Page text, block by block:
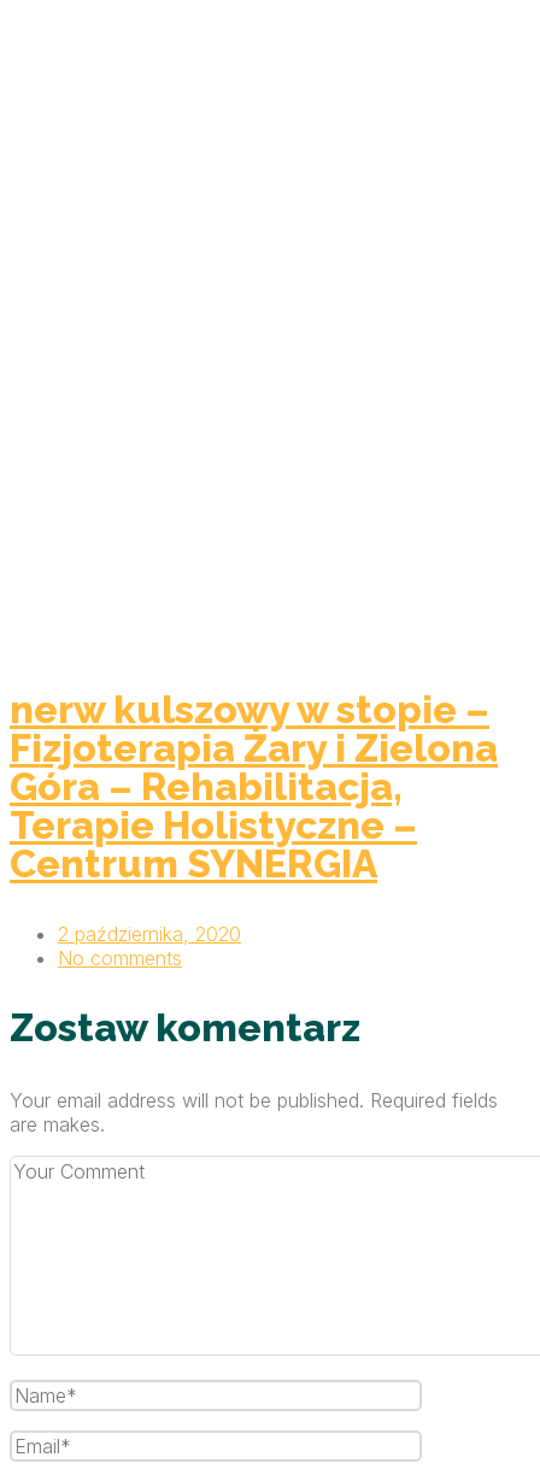
nerw kulszowy w stopie –
Fizjoterapia Żary i Zielona
Góra – Rehabilitacja,
Terapie Holistyczne –
Centrum SYNERGIA
2 października, 2020
No comments
Zostaw komentarz
Your email address will not be published. Required fields
are makes.